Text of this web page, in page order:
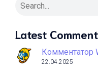
Latest
Комментатор
22.04.2025